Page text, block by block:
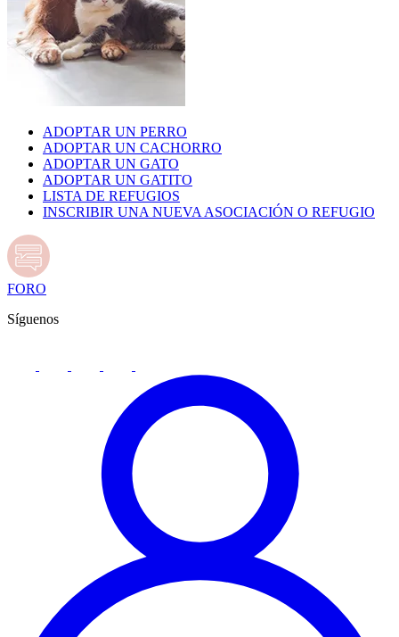
ADOPTAR UN PERRO
ADOPTAR UN CACHORRO
ADOPTAR UN GATO
ADOPTAR UN GATITO
LISTA DE REFUGIOS
INSCRIBIR UNA NUEVA ASOCIACIÓN O REFUGIO
FORO
Síguenos